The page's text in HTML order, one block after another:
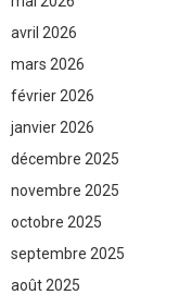
avril 2026
mars 2026
février 2026
janvier 2026
décembre 2025
novembre 2025
octobre 2025
septembre 2025
août 2025